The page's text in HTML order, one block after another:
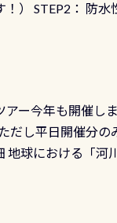
） STEP2： 防
水漏れする…っ
ーツクリーニ
ボタンの点検と
点検しましょ
ー今年も開催
だし平日開催分の
地球における「